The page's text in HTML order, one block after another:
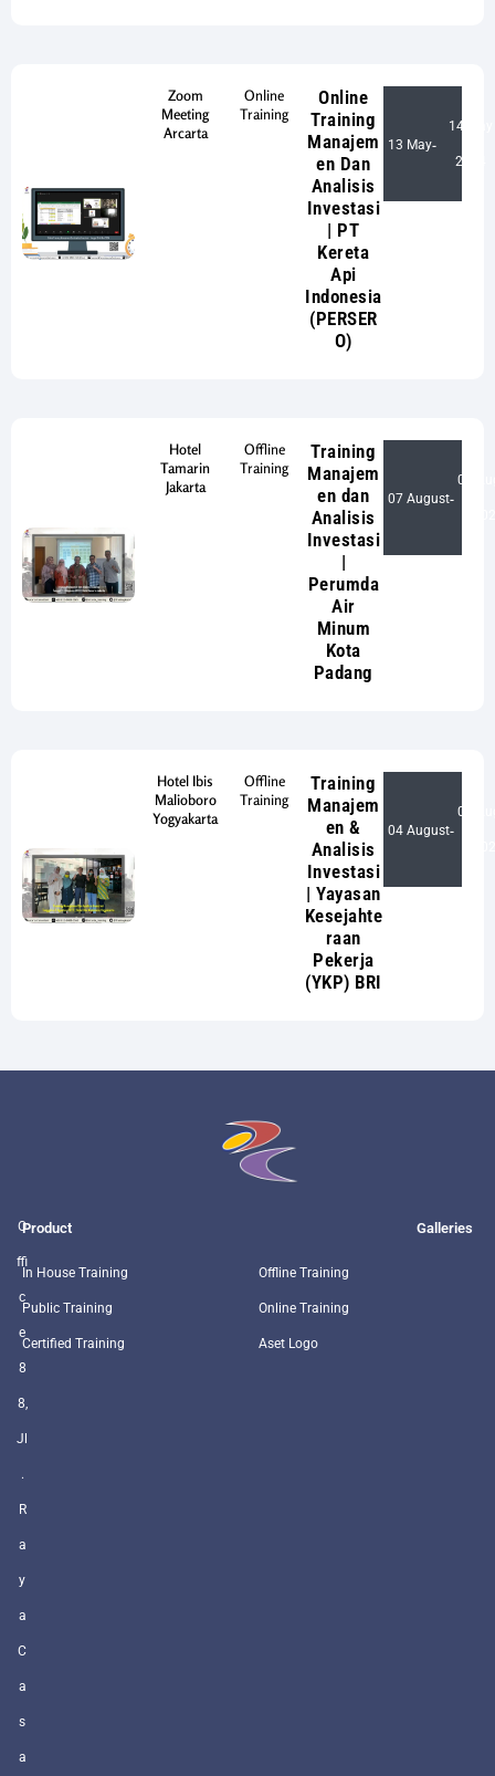
Zoom
Meeting
Arcarta
Online
Training
Online
Training
Manajem
en Dan
Analisis
Investasi
| PT
Kereta
Api
Indonesia
(PERSER
O)
13 May-
14 May
2024
Hotel
Tamarin
Jakarta
Offline
Training
Training
Manajem
en dan
Analisis
Investasi
|
Perumda
Air
Minum
Kota
Padang
07 August-
08
Hotel Ibis
Malioboro
Yogyakarta
Offline
Training
Training
Manajem
en &
Analisis
Investasi
| Yayasan
Kesejahte
raan
Pekerja
(YKP) BRI
04 August-
05
O
ffi
c
e
8
8,
Jl
.
R
a
y
a
C
a
s
a
Product
In House Training
Public Training
Certified Training
Galleries
Offline Training
Online Training
Aset Logo